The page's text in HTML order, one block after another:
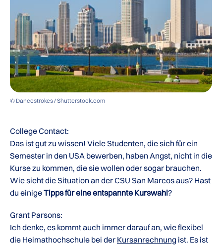
© Dancestrokes / Shutterstock.com
College Contact:
Das ist gut zu wissen! Viele Studenten, die sich für ein
Semester in den USA bewerben, haben Angst, nicht in die
Kurse zu kommen, die sie wollen oder sogar brauchen.
Wie sieht die Situation an der CSU San Marcos aus? Hast
du einigeTipps für eine entspannte Kurswahl?
Grant Parsons:
Ich denke, es kommt auch immer darauf an, wie flexibel
die Heimathochschule bei der Kursanrechnung ist. Es ist